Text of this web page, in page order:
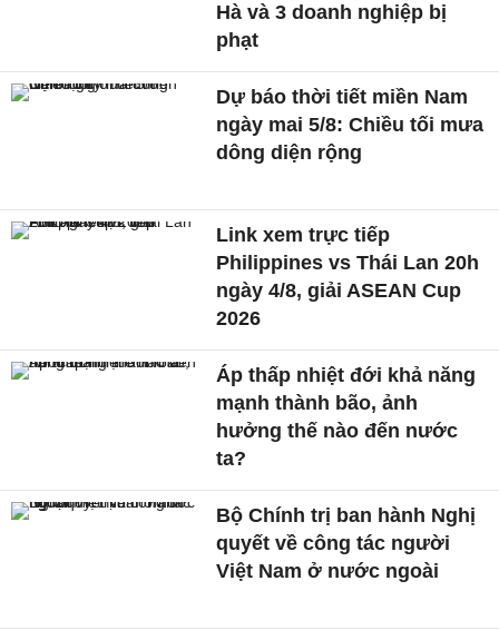
Hà và 3 doanh nghiệp bị
phạt
Dự báo thời tiết miền Nam
ngày mai 5/8: Chiều tối mưa
dông diện rộng
Link xem trực tiếp
Philippines vs Thái Lan 20h
ngày 4/8, giải ASEAN Cup
2026
Áp thấp nhiệt đới khả năng
mạnh thành bão, ảnh
hưởng thế nào đến nước
ta?
Bộ Chính trị ban hành Nghị
quyết về công tác người
Việt Nam ở nước ngoài